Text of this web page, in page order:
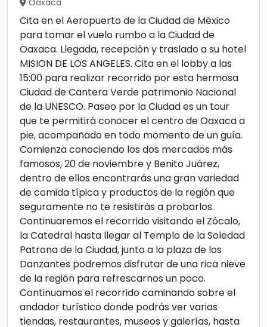
Oaxaca
Cita en el Aeropuerto de la Ciudad de México
para tomar el vuelo rumbo a la Ciudad de
Oaxaca. Llegada, recepción y traslado a su hotel
MISION DE LOS ANGELES. Cita en el lobby a las
15:00 para realizar recorrido por esta hermosa
Ciudad de Cantera Verde patrimonio Nacional
de la UNESCO. Paseo por la Ciudad es un tour
que te permitirá conocer el centro de Oaxaca a
pie, acompañado en todo momento de un guía.
Comienza conociendo los dos mercados más
famosos, 20 de noviembre y Benito Juárez,
dentro de ellos encontrarás una gran variedad
de comida típica y productos de la región que
seguramente no te resistirás a probarlos.
Continuaremos el recorrido visitando el Zócalo,
la Catedral hasta llegar al Templo de la Soledad
Patrona de la Ciudad, junto a la plaza de los
Danzantes podremos disfrutar de una rica nieve
de la región para refrescarnos un poco.
Continuamos el recorrido caminando sobre el
andador turístico donde podrás ver varias
tiendas, restaurantes, museos y galerías, hasta